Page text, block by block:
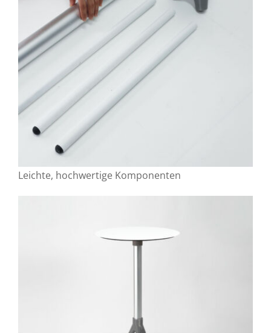
Leichte, hochwertige Komponenten